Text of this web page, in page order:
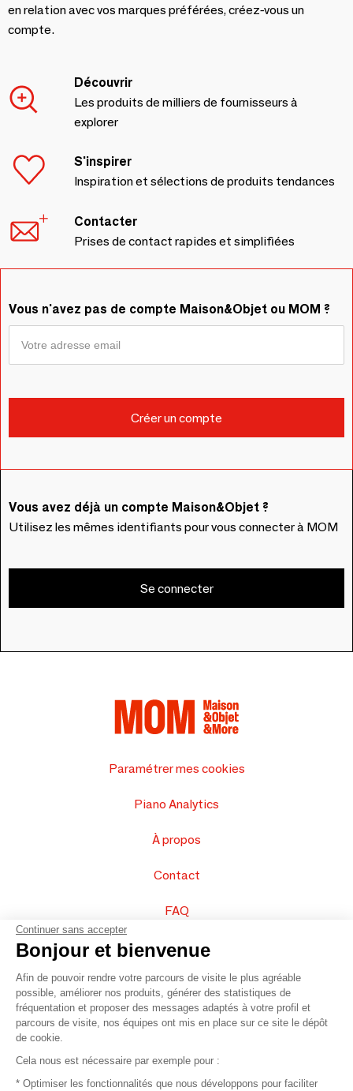
en relation avec vos marques préférées, créez-vous un
compte.
Découvrir
Les produits de milliers de fournisseurs à
explorer
S'inspirer
Inspiration et sélections de produits tendances
Contacter
Prises de contact rapides et simplifiées
Vous n'avez pas de compte Maison&Objet ou MOM ?
Vous avez déjà un compte Maison&Objet ?
Utilisez les mêmes identifiants pour vous connecter à MOM
Se connecter
Paramétrer mes cookies
Piano Analytics
À propos
Contact
FAQ
Vendez vos produits
Plan du site
© 2016 –Organisation SAFI
Continuer sans accepter
Bonjour et bienvenue
Afin de pouvoir rendre votre parcours de visite le plus agréable
possible, améliorer nos produits, générer des statistiques de
fréquentation et proposer des messages adaptés à votre profil et
parcours de visite, nos équipes ont mis en place sur ce site le dépôt
de cookie.
Cela nous est nécessaire par exemple pour :
* Optimiser les fonctionnalités que nous développons pour faciliter